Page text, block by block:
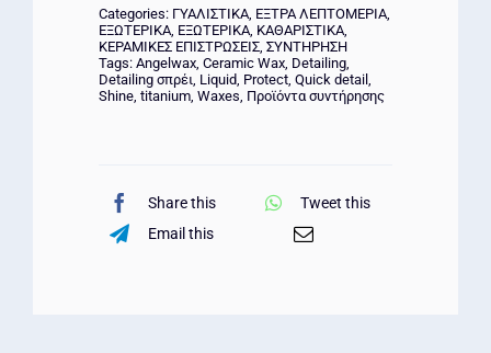
Categories: ΓΥΑΛΙΣΤΙΚΑ, ΕΞΤΡΑ ΛΕΠΤΟΜΕΡΙΑ,
ΕΞΩΤΕΡΙΚΑ, ΕΞΩΤΕΡΙΚΑ, ΚΑΘΑΡΙΣΤΙΚΑ,
ΚΕΡΑΜΙΚΕΣ ΕΠΙΣΤΡΩΣΕΙΣ, ΣΥΝΤΗΡΗΣΗ
Tags: Angelwax, Ceramic Wax, Detailing,
Detailing σπρέι, Liquid, Protect, Quick detail ,
Shine, titanium, Waxes, Προϊόντα συντήρησης
Share this
Tweet this
Email this